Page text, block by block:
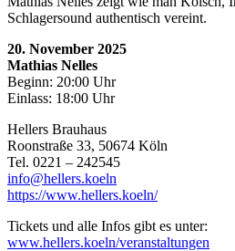
Schlagersound authentisch vereint.
20. November 2025
Mathias Nelles
Beginn: 20:00 Uhr
Einlass: 18:00 Uhr
Hellers Brauhaus
Roonstraße 33, 50674 Köln
Tel. 0221 – 242545
info@hellers.koeln
https://www.hellers.koeln/
Tickets und alle Infos gibt es unter:
www.hellers.koeln/veranstaltungen